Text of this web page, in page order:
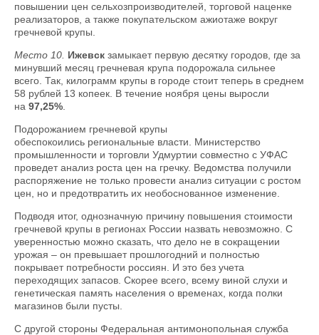
повышении цен сельхозпроизводителей, торговой наценке
реализаторов, а также покупательском ажиотаже вокруг
гречневой крупы.
Место 10. Ижевск замыкает первую десятку городов, где за
минувший месяц гречневая крупа подорожала сильнее
всего. Так, килограмм крупы в городе стоит теперь в среднем
58 рублей 13 копеек. В течение ноября цены выросли
на 97,25%
Подорожанием гречневой крупы
обеспокоились региональные власти. Министерство
промышленности и торговли Удмуртии совместно с УФАС
проведет анализ роста цен на гречку. Ведомства получили
распоряжение не только провести анализ ситуации с ростом
цен, но и предотвратить их необоснованное изменение.
Подводя итог, однозначную причину повышения стоимости
гречневой крупы в регионах России назвать невозможно. С
уверенностью можно сказать, что дело не в сокращении
урожая – он превышает прошлогодний и полностью
покрывает потребности россиян. И это без учета
переходящих запасов. Скорее всего, всему виной слухи и
генетическая память населения о временах, когда полки
магазинов были пусты.
С другой стороны Федеральная антимонопольная служба